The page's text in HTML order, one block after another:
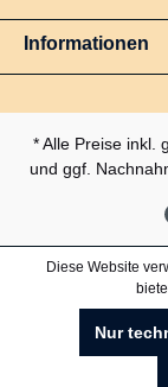
Informationen
* Alle Preise inkl.
und ggf.
Diese Website
Nur